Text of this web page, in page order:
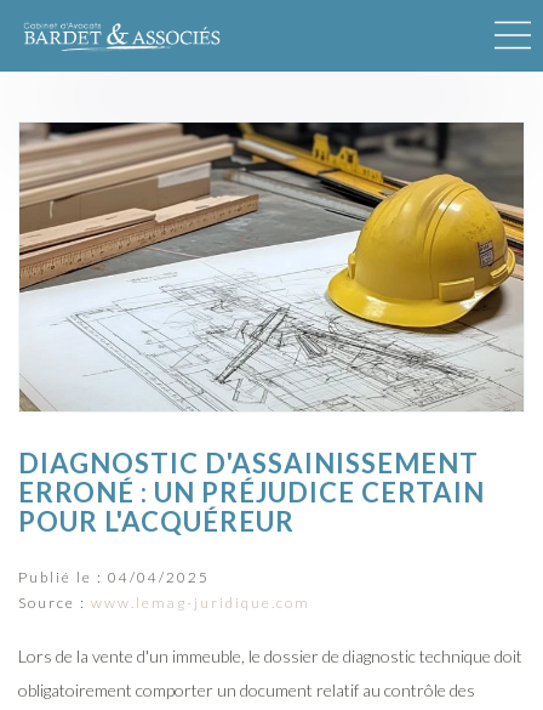
DIAGNOSTIC D'ASSAINISSEMENT
ERRONÉ : UN PRÉJUDICE CERTAIN
POUR L'ACQUÉREUR
Publié le : 04/04/2025
Source : www.lemag-juridique.com
Lors de la vente d'un immeuble, le dossier de diagnostic technique doit
obligatoirement comporter un document relatif au contrôle des